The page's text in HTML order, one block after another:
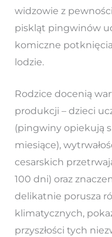
widzowie z
piskląt pingwinów
komiczne
lodzie.
Rodzice docenią
produkcji – dzieci
(pingwiny opiekują
miesiące),
cesarskich
100 dni) oraz
delikatnie porusza
klimatycznych,
przyszłości tych